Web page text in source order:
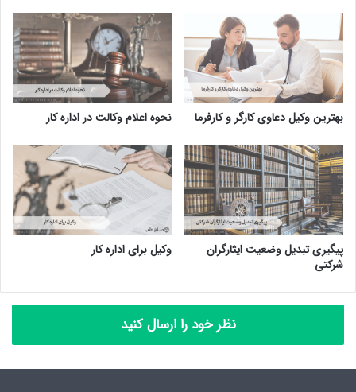
بهترین وکیل دعاوی کارگر و کارفرما نحوه اعلام وکالت در اداره کار
پیگیری تبدیل وضعیت ایثارگران
شرکتی
وکیل برای اداره کار
نظر خود را ارسال کنید